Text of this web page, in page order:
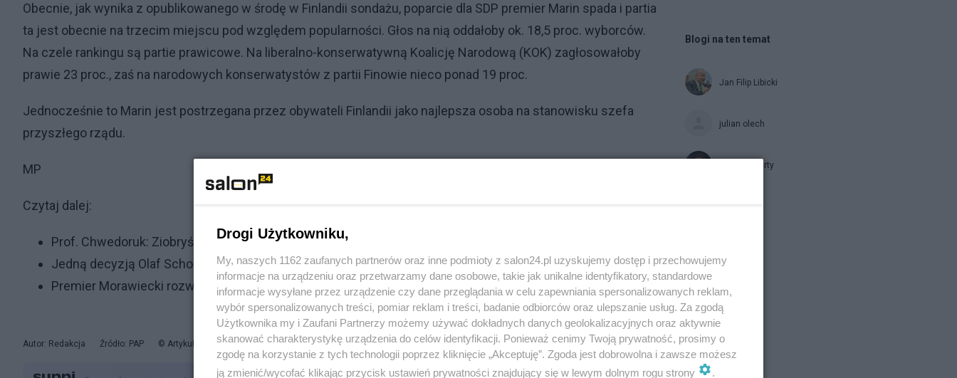
Obecnie, jak wynika z opublikowanego w środę w Finlandii sondażu, poparcie dla SDP premier Marin spada i partia
ta jest obecnie na trzecim miejscu pod względem popularności. Głos na nią oddałoby ok. 18,5 proc. wyborców.
Na czele rankingu są partie prawicowe. Na liberalno-konserwatywną Koalicję Narodową (KOK) zagłosowałoby
prawie 23 proc., zaś na narodowych konserwatystów z partii Finowie nieco ponad 19 proc.
Jednocześnie to Marin jest postrzegana przez obywateli Finlandii jako najlepsza osoba na stanowisku szefa
przyszłego rządu.
MP
Czytaj dalej:
Prof. Chwedoruk: Ziobryści opozycji. Wszystko zmierza w jednym kierunku
Jedną decyzją Olaf Scholz może się ostatecznie pogrążyć. Niemcy mu tego nie wybaczą
Premier Morawiecki rozwiał wątpliwości. Wiadomo co z wyborami 2023
Autor: Redakcja Źródło: PAP © Artykuł jest chroniony prawem autorskim.
Blogi na ten temat
Jan Filip Libicki
julian olech
Układ Otwarty
Drogi Użytkowniku,
My, naszych 1162 zaufanych partnerów oraz inne podmioty z salon24.pl uzyskujemy dostęp i przechowujemy
informacje na urządzeniu oraz przetwarzamy dane osobowe, takie jak unikalne identyfikatory, standardowe
informacje wysyłane przez urządzenie czy dane przeglądania w celu zapewniania spersonalizowanych reklam,
wybór spersonalizowanych treści, pomiar reklam i treści, badanie odbiorców oraz ulepszanie usług. Za zgodą
Użytkownika my i Zaufani Partnerzy możemy używać dokładnych danych geolokalizacyjnych oraz aktywnie
skanować charakterystykę urządzenia do celów identyfikacji. Ponieważ cenimy Twoją prywatność, prosimy o
zgodę na korzystanie z tych technologii poprzez kliknięcie „Akceptuję”. Zgoda jest dobrowolna i zawsze możesz
ją zmienić/wycofać klikając przycisk ustawień prywatności znajdujący się w lewym dolnym rogu strony
.